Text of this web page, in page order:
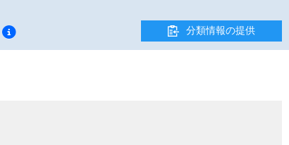
分類情報の提供